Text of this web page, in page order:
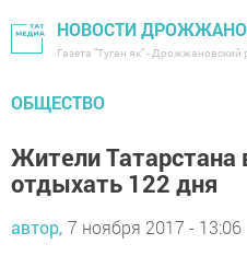
НОВОСТИ
Газета "Туган як" - Дрожжановский
ОБЩЕСТВО
Жители Татарстана
отдыхать 122 дня
автор, 7 ноября 2017 - 13:06